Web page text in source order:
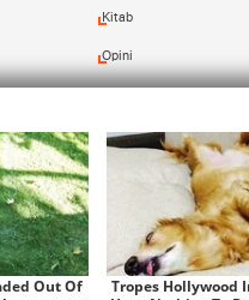
Kitab
Opini
Tafsir
Download Kitab
Copyright © 2026 Duta Islam